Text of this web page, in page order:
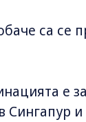
са се
е
Сингапур